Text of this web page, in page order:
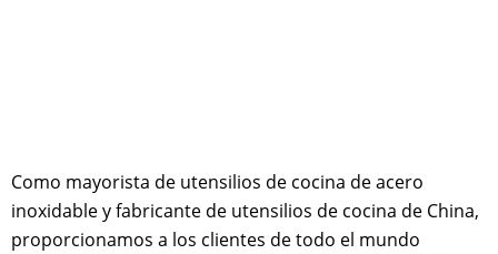
Como mayorista de utensilios de cocina de acero
inoxidable y fabricante de utensilios de cocina de China,
proporcionamos a los clientes de todo el mundo